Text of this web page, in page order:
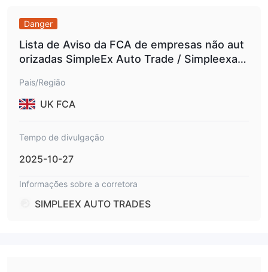
Danger
Lista de Aviso da FCA de empresas não aut
orizadas SimpleEx Auto Trade / Simpleexaut
Pais/Região
UK FCA
Tempo de divulgação
2025-10-27
Informações sobre a corretora
SIMPLEEX AUTO TRADES